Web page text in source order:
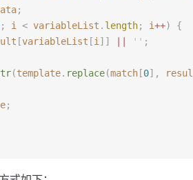
;
; i < variableList . length; i++)
{
[variableList [i ]] '' ;
(template. replace(match [0],
;